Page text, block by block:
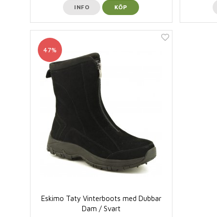
INFO KÖP
47%
Eskimo Taty Vinterboots med Dubbar
Dam / Svart